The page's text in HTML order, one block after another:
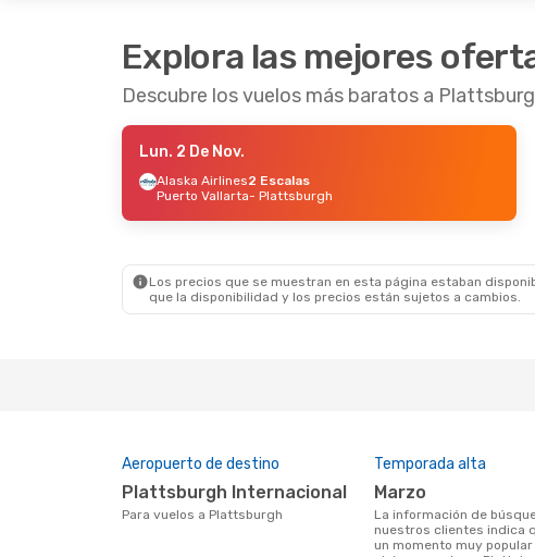
Explora las mejores
Descubre los vuelos más baratos a
Lun. 2 De Nov.
Alaska Airlines2 Escalas
Puerto Vallarta- Plattsburgh
Los precios que se muestran en esta página estaban
que la disponibilidad y los precios están sujetos a cambios.
Aeropuerto de destino
Plattsburgh Internacional
Para vuelos a Plattsburgh
Temporada alta
marzo
La información de búsqueda de
nuestros clientes indica
un momento muy